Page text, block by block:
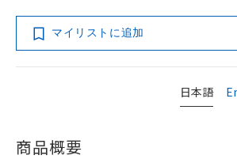
マイリストに追加
日本語
商品概要